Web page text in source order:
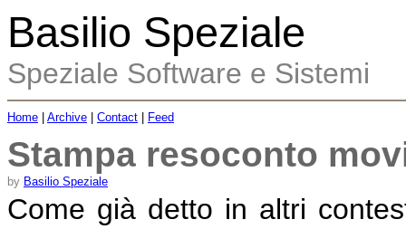
Basilio Speziale
Speziale Software e Sistemi
Home Archive Contact Feed
Stampa resoconto
by Basilio Speziale
Come già detto in altri